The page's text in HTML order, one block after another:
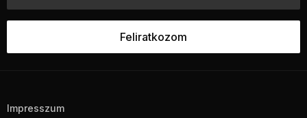
Impresszum